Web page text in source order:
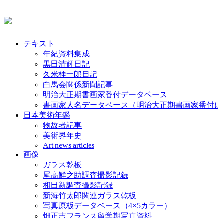
テキスト
年紀資料集成
黒田清輝日記
久米桂一郎日記
白馬会関係新聞記事
明治大正期書画家番付データベース
書画家人名データベース（明治大正期書画家番付
日本美術年鑑
物故者記事
美術界年史
Art news articles
画像
ガラス乾板
尾高鮮之助調査撮影記録
和田新調査撮影記録
新海竹太郎関連ガラス乾板
写真原板データベース（4×5カラー）
畑正吉フランス留学期写真資料